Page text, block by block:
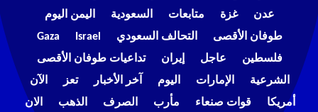
عدن
غزة متابعات السعودية
اليمن اليوم
طوفان الأقصى
التحالف السعودي Israel
Gaza
فلسطين
عاجل إيران
تداعيات طوفان الأقصى
الشرعية
الإمارات اليوم آخر الأخبار تعز
الآن
أمريكا
قوات صنعاء مأرب الصرف الذهب
الان